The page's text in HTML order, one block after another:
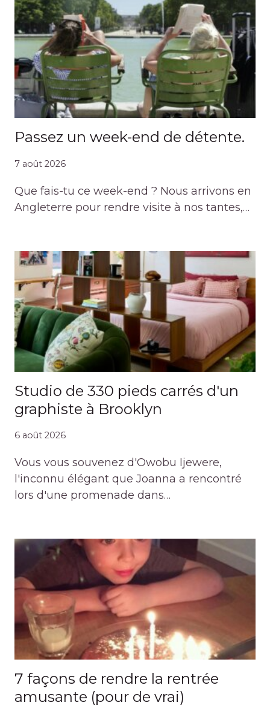
Passez un week-end de détente.
7 août 2026
Que fais-tu ce week-end ? Nous arrivons en
Angleterre pour rendre visite à nos tantes,…
Studio de 330 pieds carrés d'un
graphiste à Brooklyn
6 août 2026
Vous vous souvenez d'Owobu Ijewere,
l'inconnu élégant que Joanna a rencontré
lors d'une promenade dans…
7 façons de rendre la rentrée
amusante (pour de vrai)